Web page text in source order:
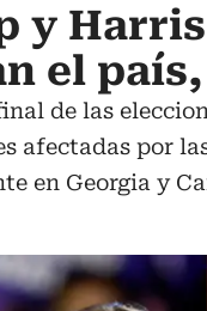
y
el
de las
afectadas por
en Georgia y